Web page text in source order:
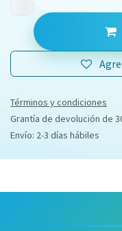
Términos y condiciones
Grantía de devolución de
Envío: 2-3 días hábiles